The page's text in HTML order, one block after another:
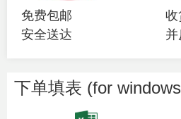
免费包邮
安全送达
收
并
下单填表 (for